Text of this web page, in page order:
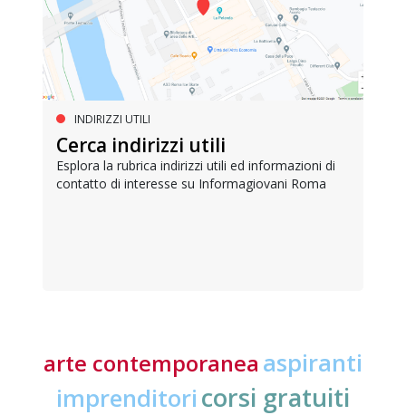
INDIRIZZI UTILI
Cerca indirizzi utili
Esplora la rubrica indirizzi utili ed informazioni di
contatto di interesse su Informagiovani Roma
arte contemporanea aspiranti
imprenditori corsi gratuiti